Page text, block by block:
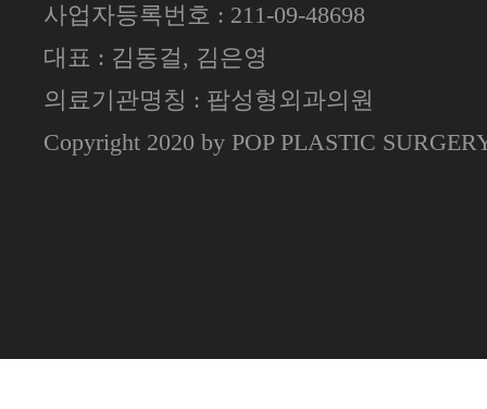
사업자등록번호 : 211-09-48698
대표 : 김동걸, 김은영
의료기관명칭 : 팝성형외과의원
Copyright 2020 by POP PLASTIC